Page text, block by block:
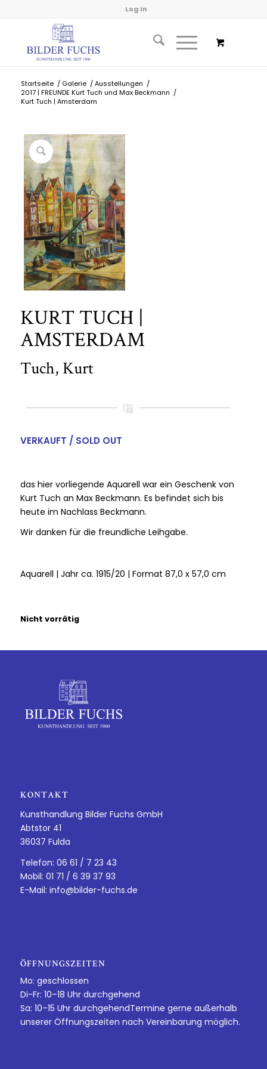
Log In
Startseite / Galerie / Ausstellungen /
2017 | FREUNDE Kurt Tuch und Max Beckmann /
Kurt Tuch | Amsterdam
KURT TUCH |
AMSTERDAM
Tuch, Kurt
VERKAUFT / SOLD OUT
das hier vorliegende Aquarell war ein Geschenk von
Kurt Tuch an Max Beckmann. Es befindet sich bis
heute im Nachlass Beckmann.
Wir danken für die freundliche Leihgabe.
Aquarell | Jahr ca. 1915/20 | Format 87,0 x 57,0 cm
Nicht vorrätig
KONTAKT
Kunsthandlung Bilder Fuchs GmbH
Abtstor 41
36037 Fulda
Telefon: 06 61 / 7 23 43
Mobil: 01 71 / 6 39 37 93
E-Mail: info@bilder-fuchs.de
ÖFFNUNGSZEITEN
Mo: geschlossen
Di-Fr: 10–18 Uhr durchgehend
Sa: 10–15 Uhr durchgehendTermine gerne außerhalb
unserer Öffnungszeiten nach Vereinbarung möglich.